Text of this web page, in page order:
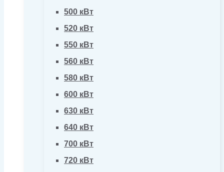
500 кВт
520 кВт
550 кВт
560 кВт
580 кВт
600 кВт
630 кВт
640 кВт
700 кВт
720 кВт